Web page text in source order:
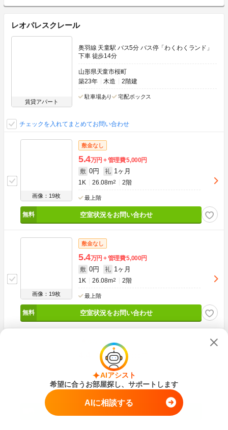
レオパレスクレール
賃貸アパート
奥羽線 天童駅 バス5分 バス停「わくわくランド」
下車 徒歩14分
山形県天童市桜町
築23年
木造 2階建
駐車場あり 宅配ボックス
チェックを入れてまとめてお問い合わせ
画像：19枚
敷金なし
5.4万円 管理費5,000円
敷 0円 礼 1ヶ月
1K 26.08m2 2階
最上階
空室状況をお問い合わせ
画像：19枚
敷金なし
5.4万円 管理費5,000円
敷 0円 礼 1ヶ月
1K 26.08m2 2階
最上階
空室状況をお問い合わせ
画像：19枚
万円 管理費 5,000円
礼 1ヶ月
26.08m 2 2階
AIアシスト
希望に合うお部屋探し、サポートします
AIに相談する